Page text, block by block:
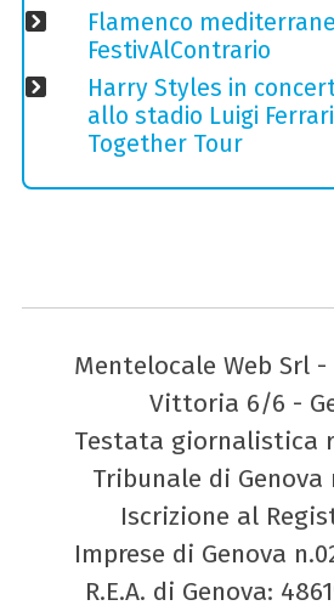
Flamenco
FestivAlContrario
Harry Styles in
allo stadio Luigi
Together Tour
Mentelocale Web Srl
Vittoria 6/6 -
Testata giornalistica
Tribunale di Genova
Iscrizione al
Imprese di Genova
R.E.A. di Genova: